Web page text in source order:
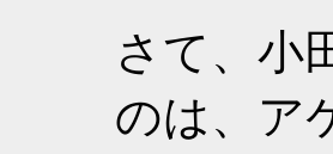
さて、小
のは、ア